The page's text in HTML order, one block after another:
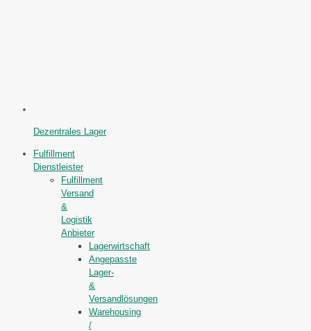
Dezentrales Lager
Fulfillment
Dienstleister
Fulfillment
Versand
&
Logistik
Anbieter
Lagerwirtschaft
Angepasste
Lager-
&
Versandlösungen
Warehousing
/